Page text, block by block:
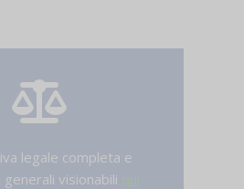
legale completa e
generali visionabili